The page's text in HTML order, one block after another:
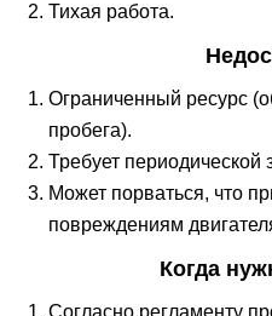
Тихая работа.
Ограниченный ресурс
пробега).
Требует периодической
Может порваться, что
повреждениям
Когда
Согласно регламенту